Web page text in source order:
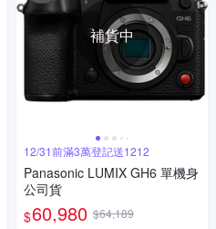
補貨中
12/31前滿3萬登記送1212
Panasonic LUMIX GH6 單機身
公司貨
$60,980 $64,189